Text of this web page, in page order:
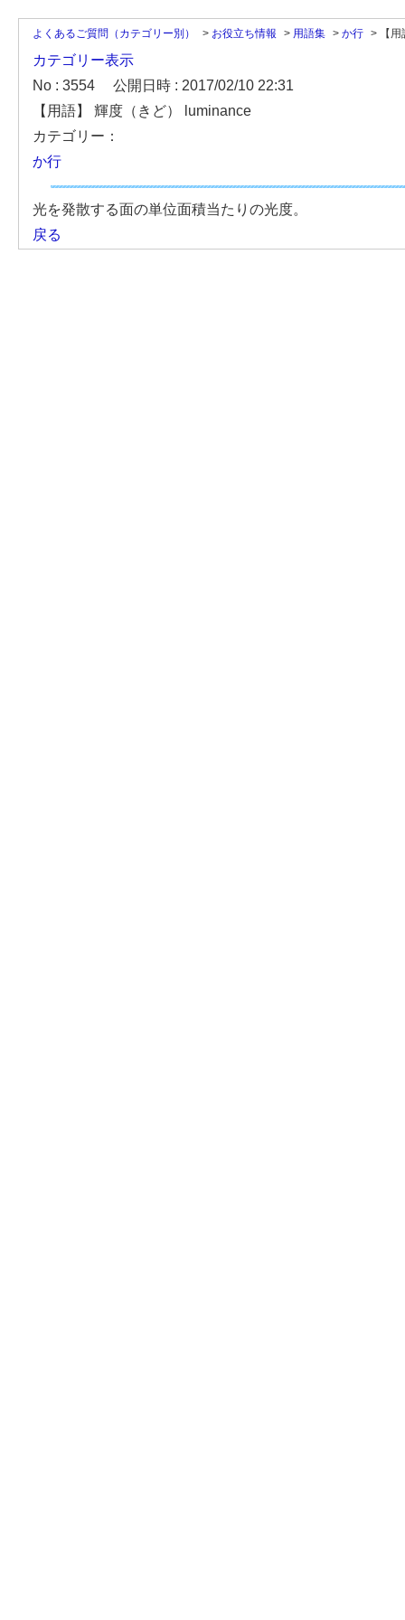
よくあるご質問（カテゴリー別） > お役立ち情報 > 用語集 > か行 > 【
カテゴリー表示
No : 3554
公開日時 : 2017/02/10 22:31
【用語】 輝度（きど） luminance
カテゴリー：
か行
光を発散する面の単位面積当たりの光度。
戻る